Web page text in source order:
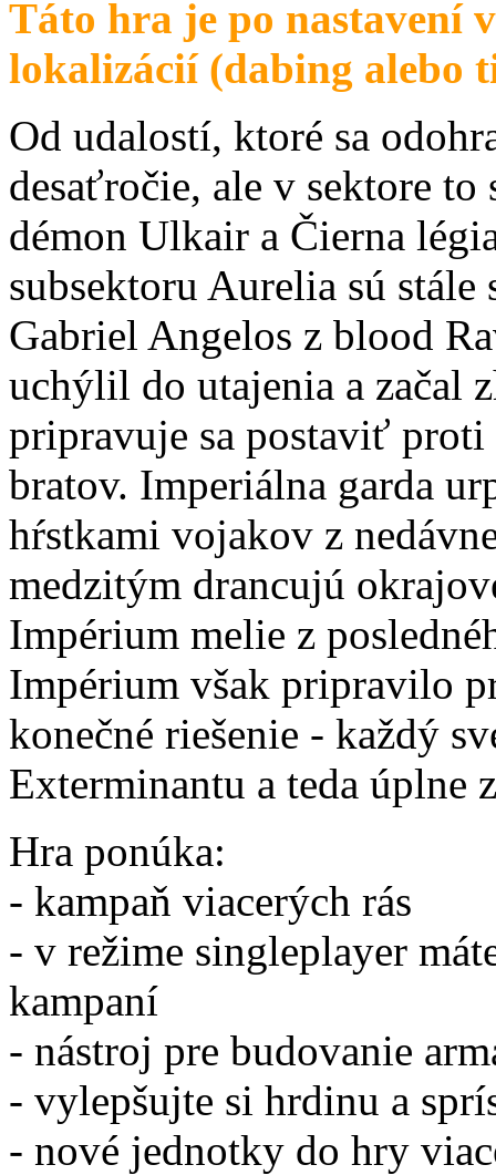
Táto hra je po nastavení
lokalizácií (dabing alebo
Od udalostí, ktoré sa
desaťročie, ale v sektore
démon Ulkair a Čierna
subsektoru Aurelia sú
Gabriel Angelos z blood
uchýlil do utajenia a začal
pripravuje sa postaviť
bratov. Imperiálna garda
hŕstkami vojakov z
medzitým drancujú
Impérium melie z
Impérium však pripravilo
konečné riešenie - každý
Exterminantu a teda úplne
Hra ponúka:
- kampaň viacerých rás
- v režime singleplayer
kampaní
- nástroj pre budovanie
- vylepšujte si hrdinu a
- nové jednotky do hry